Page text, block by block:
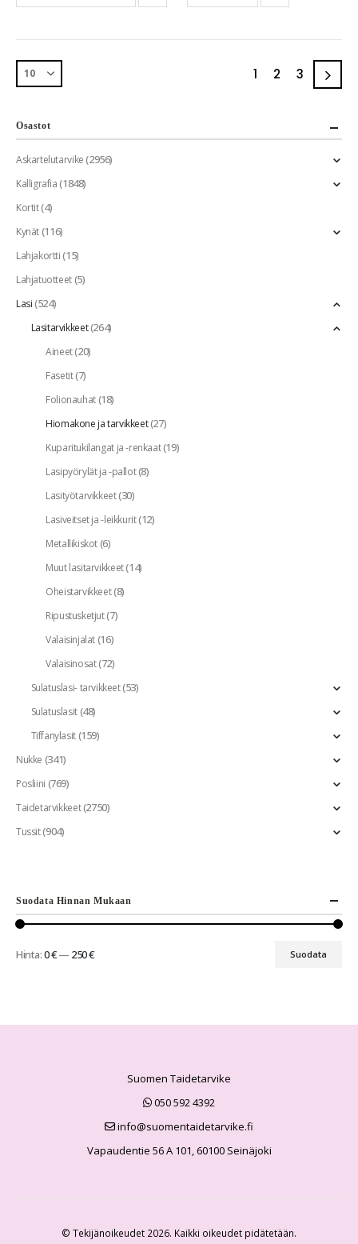
1 2 3
Osastot
Askartelutarvike(2956)
Kalligrafia(1848)
Kortit(4)
Kynät(116)
Lahjakortti(15)
Lahjatuotteet(5)
Lasi(524)
Lasitarvikkeet(264)
Aineet(20)
Fasetit(7)
Folionauhat(18)
Hiomakone ja tarvikkeet(27)
Kuparitukilangat ja -renkaat(19)
Lasipyörylät ja -pallot(8)
Lasityötarvikkeet(30)
Lasiveitset ja -leikkurit(12)
Metallikiskot(6)
Muut lasitarvikkeet(14)
Oheistarvikkeet(8)
Ripustusketjut(7)
Valaisinjalat(16)
Valaisinosat(72)
Sulatuslasi- tarvikkeet(53)
Sulatuslasit(48)
Tiffanylasit(159)
Nukke (341)
Posliini (769)
Taidetarvikkeet(2750)
Tussit(904)
Suodata Hinnan Mukaan
Suodata
Hinta:0 €— 250 €
Suomen Taidetarvike
050 592 4392
info@suomentaidetarvike.fi
Vapaudentie 56 A 101, 60100 Seinäjoki
© Tekijänoikeudet 2026. Kaikki oikeudet pidätetään.